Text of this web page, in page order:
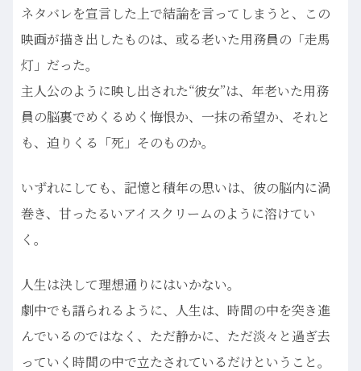
ネタバレを宣言した上で結論を言ってしまうと、この
映画が描き出したものは、或る老いた用務員の「走馬
灯」だった。
主人公のように映し出された“彼女”は、年老いた用務
員の脳裏でめくるめく悔恨か、一抹の希望か、それと
も、迫りくる「死」そのものか。
いずれにしても、記憶と積年の思いは、彼の脳内に渦
巻き、甘ったるいアイスクリームのように溶けてい
く。
人生は決して理想通りにはいかない。
劇中でも語られるように、人生は、時間の中を突き進
んでいるのではなく、ただ静かに、ただ淡々と過ぎ去
っていく時間の中で立たされているだけということ。